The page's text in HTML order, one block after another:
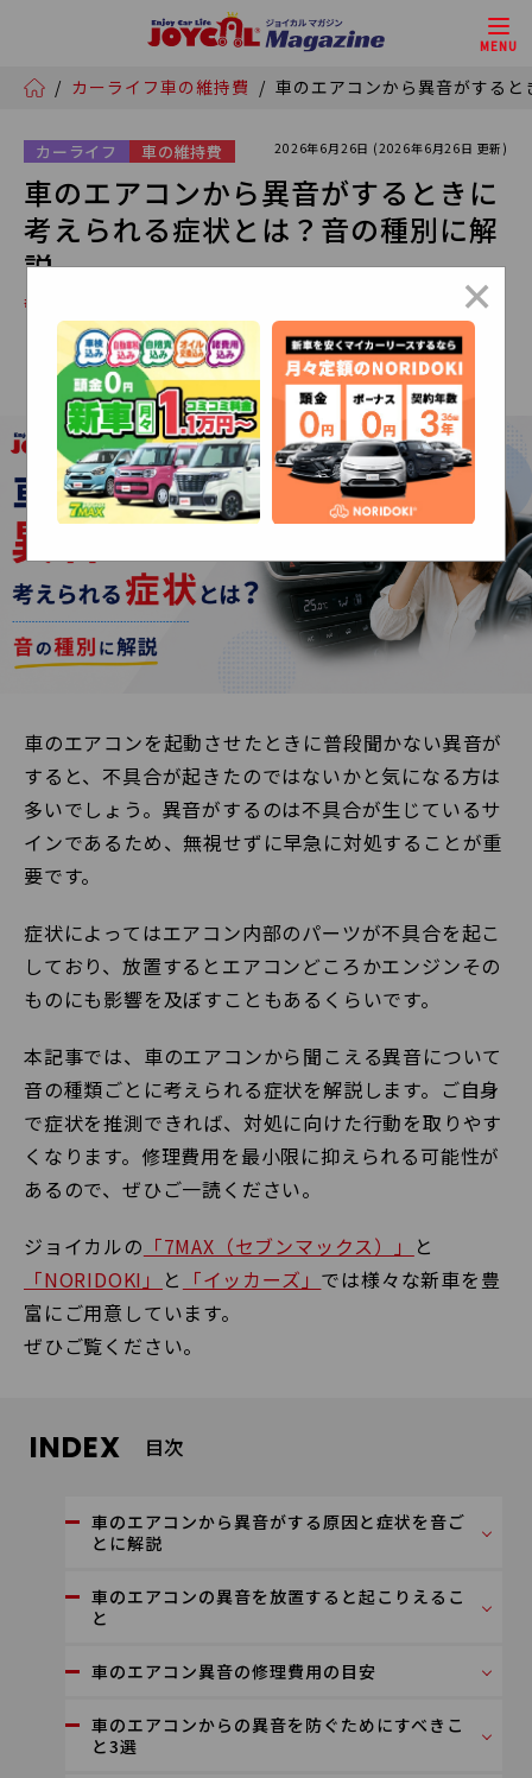
MENU
/ カーライフ車の維持費 / 車のエアコンから異音がする
カーライフ 車の維持費 2026年6月26日 (2026年6月26日 更新)
車のエアコンから異音がするときに
考えられる症状とは？音の種別に解
説
# イッカーズ
車のエアコンを起動させたときに普段聞かない異音が
すると、不具合が起きたのではないかと気になる方は
多いでしょう。異音がするのは不具合が生じているサ
インであるため、無視せずに早急に対処することが重
要です。
症状によってはエアコン内部のパーツが不具合を起こ
しており、放置するとエアコンどころかエンジンその
ものにも影響を及ぼすこともあるくらいです。
本記事では、車のエアコンから聞こえる異音について
音の種類ごとに考えられる症状を解説します。ご自身
で症状を推測できれば、対処に向けた行動を取りやす
くなります。修理費用を最小限に抑えられる可能性が
あるので、ぜひご一読ください。
ジョイカルの 「7MAX（セブンマックス）」
と
「NORIDOKI」
と 「イッカーズ」 では様々な新車を豊
富にご用意しています。
ぜひご覧ください。
INDEX 目次
車のエアコンから異音がする原因と症状を音ご
とに解説
車のエアコンの異音を放置すると起こりえるこ
と
車のエアコン異音の修理費用の目安
車のエアコンからの異音を防ぐためにすべきこ
と3選
×